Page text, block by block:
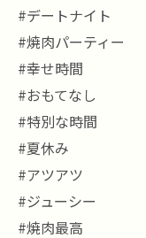
#デートナイト
#焼肉パーティー
#幸せ時間
#おもてなし
#特別な時間
#夏休み
#アツアツ
#ジューシー
#焼肉最高